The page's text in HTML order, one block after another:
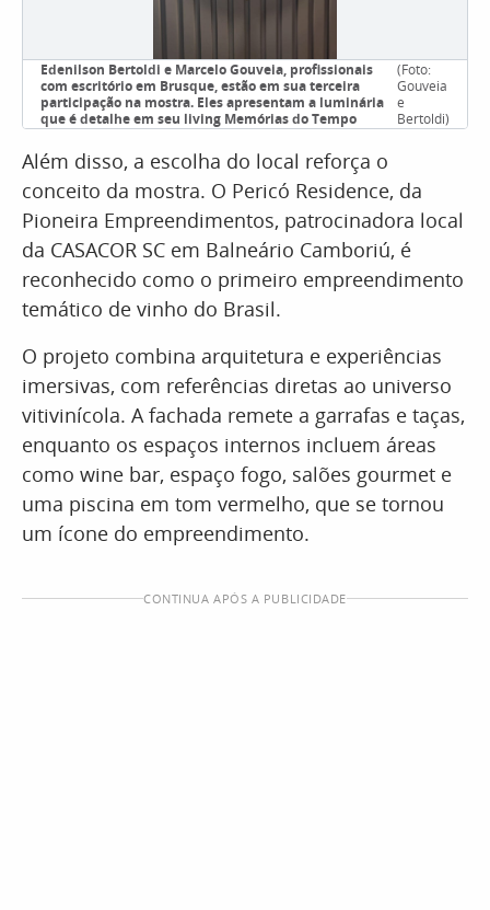
Edenilson Bertoldi e Marcelo Gouveia, profissionais
com escritório em Brusque, estão em sua terceira
participação na mostra. Eles apresentam a luminária
que é detalhe em seu living Memórias do Tempo
(Foto:
Gouveia
e
Bertoldi)
Além disso, a escolha do local reforça o
conceito da mostra. O Pericó Residence, da
Pioneira Empreendimentos, patrocinadora local
da CASACOR SC em Balneário Camboriú, é
reconhecido como o primeiro empreendimento
temático de vinho do Brasil.
O projeto combina arquitetura e experiências
imersivas, com referências diretas ao universo
vitivinícola. A fachada remete a garrafas e taças,
enquanto os espaços internos incluem áreas
como wine bar, espaço fogo, salões gourmet e
uma piscina em tom vermelho, que se tornou
um ícone do empreendimento.
CONTINUA APÓS A PUBLICIDADE